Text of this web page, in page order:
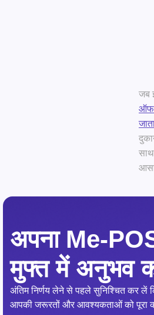
जब
ऑफ
अपना Me-
मुफ्त में अनुभव
अंतिम निर्णय लेने से पहले सुनिश्चित कर
आपकी जरूरतों और आवश्यकताओं को पूरा